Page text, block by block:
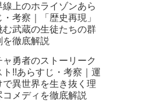
線上のホライゾンあら
・考察｜「歴史再現」
む武蔵の生徒たちの群
を徹底解説
ャ勇者のストーリーク
ト!!あらすじ・考察｜運
で異世界を生き抜く理
コメディを徹底解説